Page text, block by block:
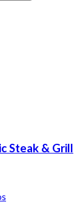
Steak & Grill